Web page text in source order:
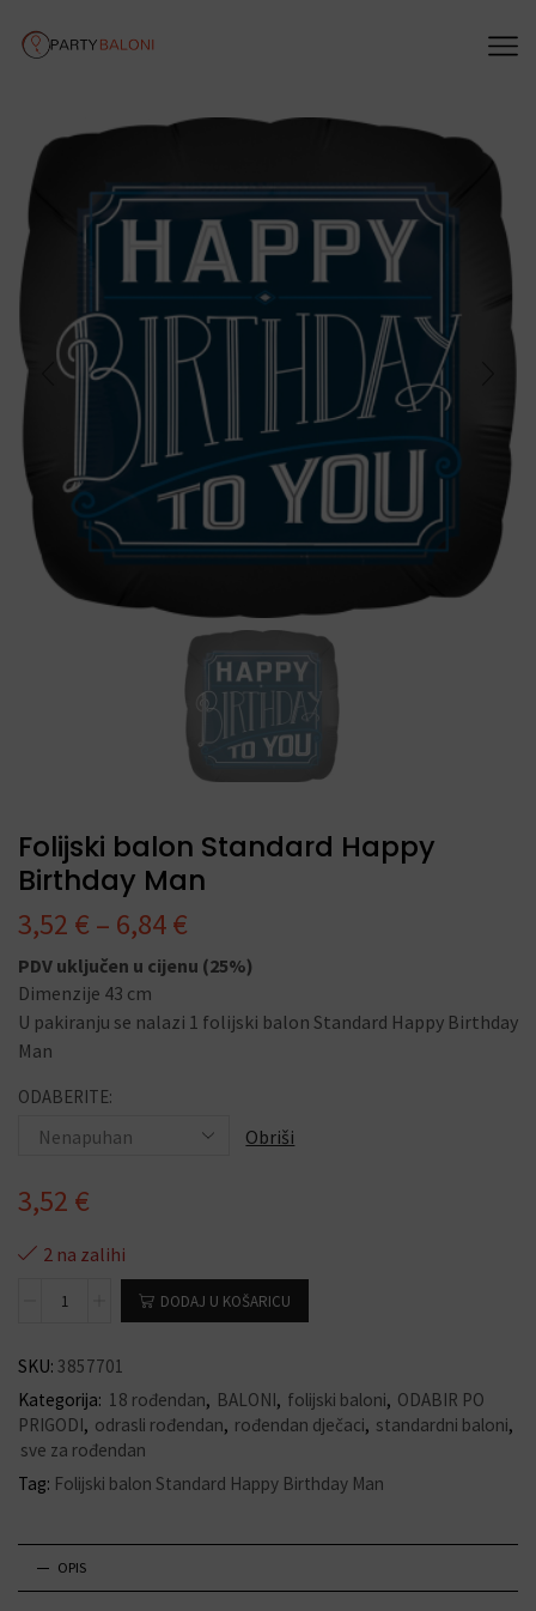
Folijski balon Standard Happy
Birthday Man
3,52 € – 6,84€
PDV uključen u cijenu (25%)
Dimenzije 43 cm
U pakiranju se nalazi 1 folijski balon Standard Happy Birthday
Man
ODABERITE:
Obriši
3,52 €
2 na zalihi
DODAJ U KOŠARICU
SKU: 3857701
Kategorija: 18 rođendan, BALONI, folijski baloni, ODABIR PO
PRIGODI, odrasli rođendan, rođendan dječaci, standardni baloni,
sve za rođendan
Tag: Folijski balon Standard Happy Birthday Man
OPIS